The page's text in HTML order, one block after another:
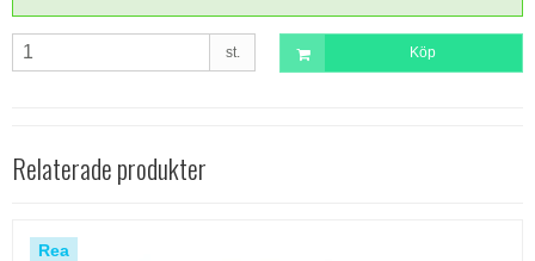
st. Köp
Relaterade produkter
Rea